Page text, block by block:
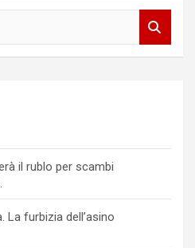
il rublo per scambi
La furbizia dell’asino